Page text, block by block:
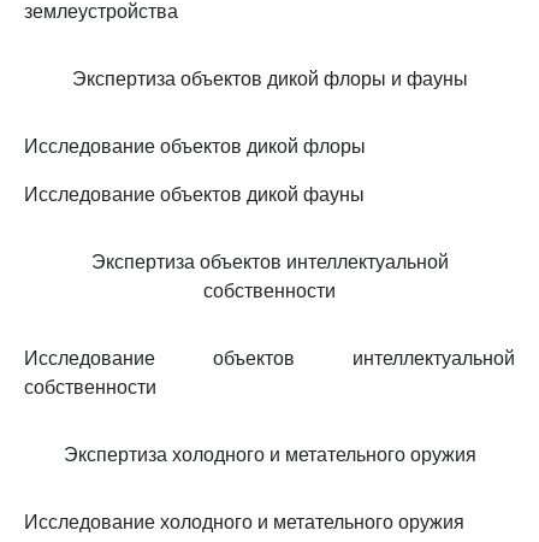
землеустройства
Экспертиза объектов дикой флоры и фауны
Исследование объектов дикой флоры
Исследование объектов дикой фауны
Экспертиза объектов интеллектуальной
собственности
Исследование объектов интеллектуальной
собственности
Экспертиза холодного и метательного оружия
Исследование холодного и метательного оружия